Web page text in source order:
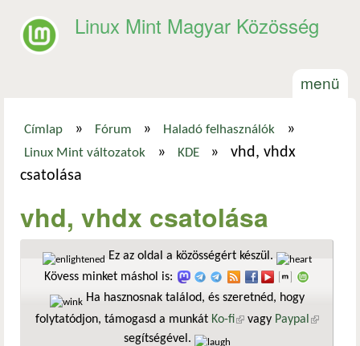
Linux Mint Magyar Közösség
menü
Jelenlegi hely
Címlap » Fórum » Haladó felhasználók »
Linux Mint változatok » KDE »
vhd, vhdx
csatolása
vhd, vhdx csatolása
Ez az oldal a közösségért készül.
Kövess minket máshol is:
Ha hasznosnak találod, és szeretnéd, hogy
folytatódjon, támogasd a munkát Ko-fi(külső hivatkozás)
vagy Paypal
segítségével.